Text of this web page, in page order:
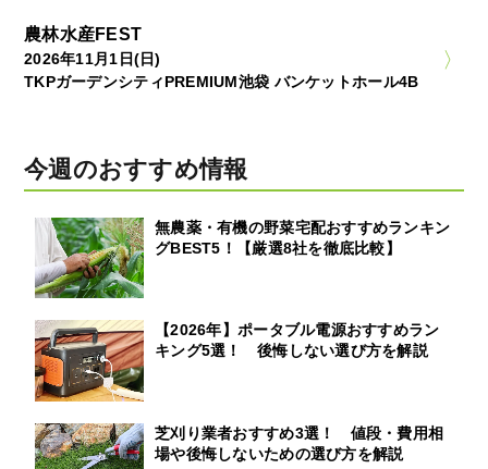
農林水産FEST
2026年11月1日(日)
TKPガーデンシティPREMIUM池袋 バンケットホール4B
今週のおすすめ情報
無農薬・有機の野菜宅配おすすめランキン
グBEST5！【厳選8社を徹底比較】
【2026年】ポータブル電源おすすめラン
キング5選！ 後悔しない選び方を解説
芝刈り業者おすすめ3選！ 値段・費用相
場や後悔しないための選び方を解説